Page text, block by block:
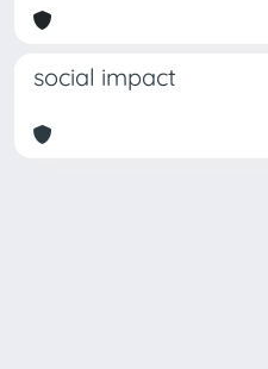
social impact